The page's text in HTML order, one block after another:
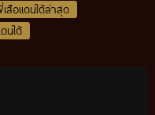
สือแดนใต้ล่าสุด
นใต้